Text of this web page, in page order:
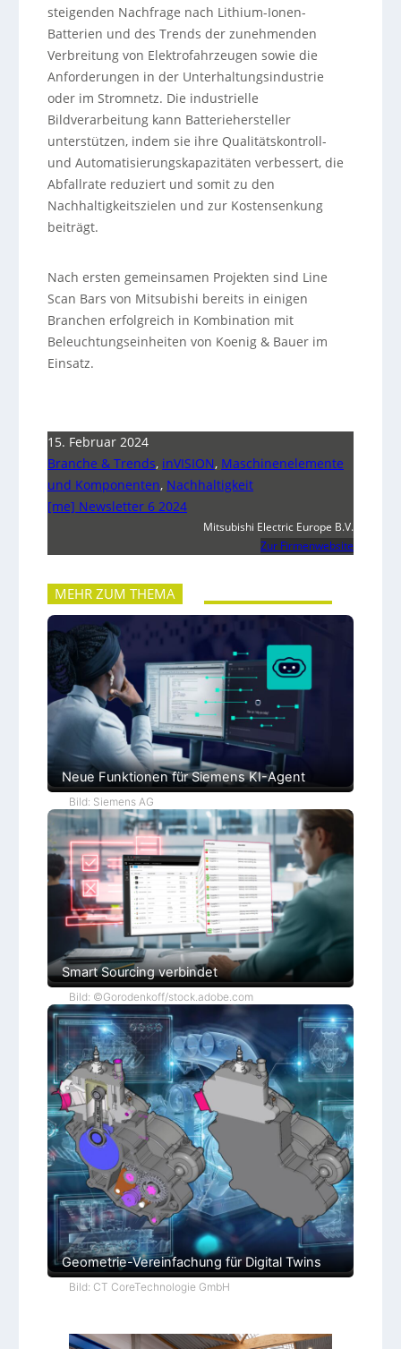
steigenden Nachfrage nach Lithium-Ionen-
Batterien und des Trends der zunehmenden
Verbreitung von Elektrofahrzeugen sowie die
Anforderungen in der Unterhaltungsindustrie
oder im Stromnetz. Die industrielle
Bildverarbeitung kann Batteriehersteller
unterstützen, indem sie ihre Qualitätskontroll-
und Automatisierungskapazitäten verbessert, die
Abfallrate reduziert und somit zu den
Nachhaltigkeitszielen und zur Kostensenkung
beiträgt.
Nach ersten gemeinsamen Projekten sind Line
Scan Bars von Mitsubishi bereits in einigen
Branchen erfolgreich in Kombination mit
Beleuchtungseinheiten von Koenig & Bauer im
Einsatz.
15. Februar 2024
Branche & Trends, inVISION, Maschinenelemente
und Komponenten, Nachhaltigkeit
[me] Newsletter 6 2024
Mitsubishi Electric Europe B.V.
Zur Firmenwebsite
MEHR ZUM THEMA
Neue Funktionen für Siemens KI-Agent
Bild: Siemens AG
Smart Sourcing verbindet
Bild: ©Gorodenkoff/stock.adobe.com
Geometrie-Vereinfachung für Digital Twins
Bild: CT CoreTechnologie GmbH